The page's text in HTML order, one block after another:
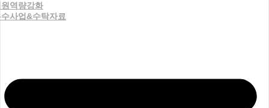
역량강화
사업&수탁자료